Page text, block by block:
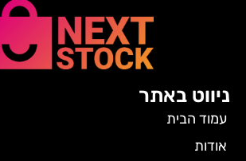
ניווט באתר
עמוד הבית
אודות